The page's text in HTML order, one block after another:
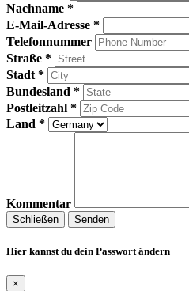
Nachname *
E-Mail-Adresse *
Telefonnummer
Straße *
Stadt *
Bundesland *
Postleitzahl *
Land *
Kommentar
Schließen Senden
Hier kannst du dein Passwort ändern
×